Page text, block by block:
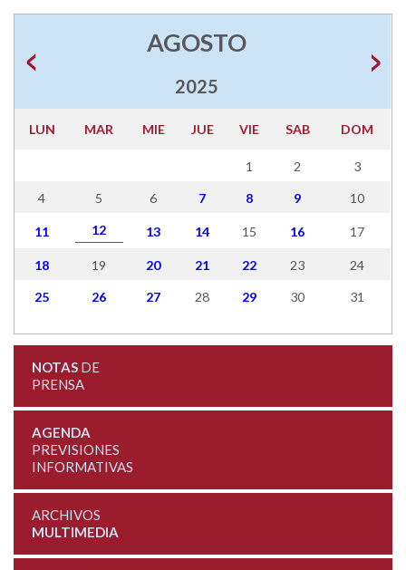
AGOSTO
2025
LUN MAR MIE JUE VIE SAB DOM
1 2 3
4 5 6 7 8 9 10
11 12 13 14 15 16 17
18 19 20 21 22 23 24
25 26 27 28 29 30 31
NOTASDE
PRENSA
AGENDA
PREVISIONES
INFORMATIVAS
ARCHIVOS
MULTIMEDIA